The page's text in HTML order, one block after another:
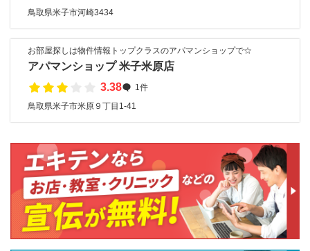
鳥取県米子市河崎3434
お部屋探しは物件情報トップクラスのアパマンショップで☆
アパマンショップ 米子米原店
3.38
1件
鳥取県米子市米原９丁目1-41